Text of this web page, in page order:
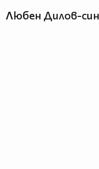
Любен Дилов-син